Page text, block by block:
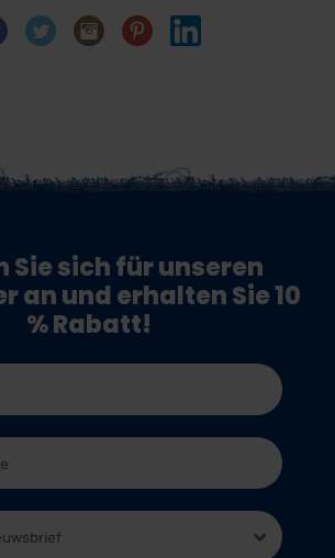
Sie sich für unseren
an und erhalten Sie 10
% Rabatt!